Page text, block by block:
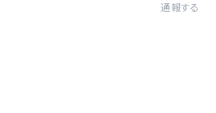
通報する